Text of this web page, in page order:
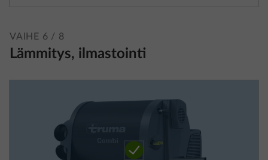
VAIHE 6 / 8
Lämmitys, ilmastointi